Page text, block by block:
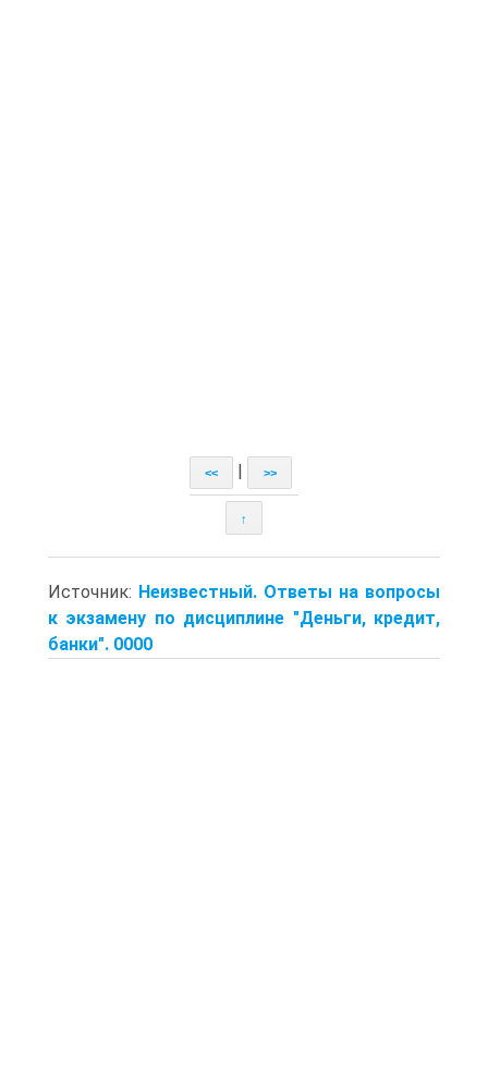
<< >>
↑
Источник: Неизвестный. Ответы на вопросы
к экзамену по дисциплине "Деньги, кредит,
банки". 0000